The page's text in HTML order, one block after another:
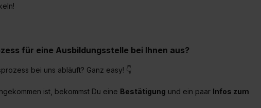
für eine Ausbildungsstelle bei Ihnen aus?
bei uns abläuft? Ganz easy! 👇
ist, bekommst Du eine Bestätigung und ein paar Infos zum